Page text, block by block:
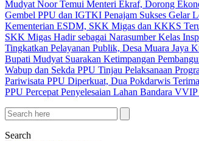
Mudyat Noor Temui Menteri Ekraf, Dorong
Gembel PPU dan IGTKI Penajam Sukses Gelar
Kementerian ESDM, SKK Migas dan KKKS
SKK Migas Hadir sebagai Narasumber Kelas
Tingkatkan Pelayanan Publik, Desa Muara Jaya
Bupati Mudyat Suarakan Ketimpangan
Wabup dan Sekda PPU Tinjau Pelaksanaan
Pariwisata PPU Diperkuat, Dua Pokdarwis
PPU Percepat Penyelesaian Lahan Bandara
Search